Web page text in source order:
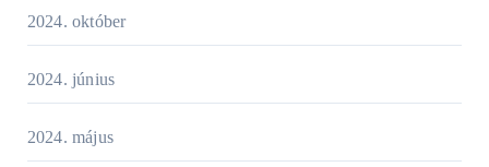
2024. október
2024. június
2024. május